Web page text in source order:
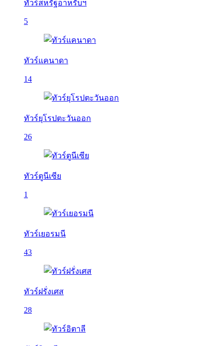
ทัวร์สหรัฐอาหรับฯ
5
ทัวร์แคนาดา
14
ทัวร์ยุโรปตะวันออก
26
ทัวร์ตูนีเซีย
1
ทัวร์เยอรมนี
43
ทัวร์ฝรั่งเศส
28